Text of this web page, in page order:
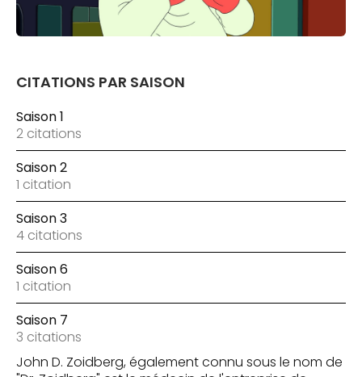
CITATIONS PAR SAISON
Saison 1
2 citations
Saison 2
1 citation
Saison 3
4 citations
Saison 6
1 citation
Saison 7
3 citations
John D. Zoidberg, également connu sous le nom de